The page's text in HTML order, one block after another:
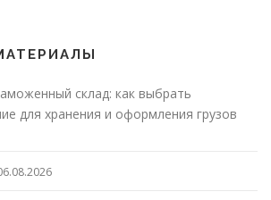
склад: как выбрать
для хранения и оформления грузов